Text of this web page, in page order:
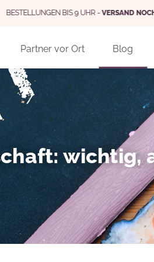
BIS 9 UHR -VERSAND NOCH
Partner vor Ort Blog
wichtig,